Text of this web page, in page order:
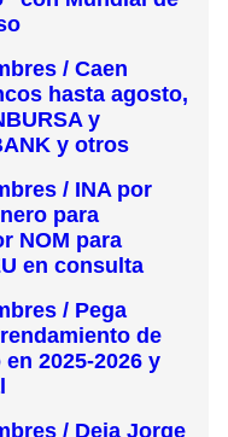
/ Caen
hasta agosto,
y
y otros
/ INA por
para
NOM para
en consulta
/ Pega
de
2025-2026 y
/ Deja Jorge